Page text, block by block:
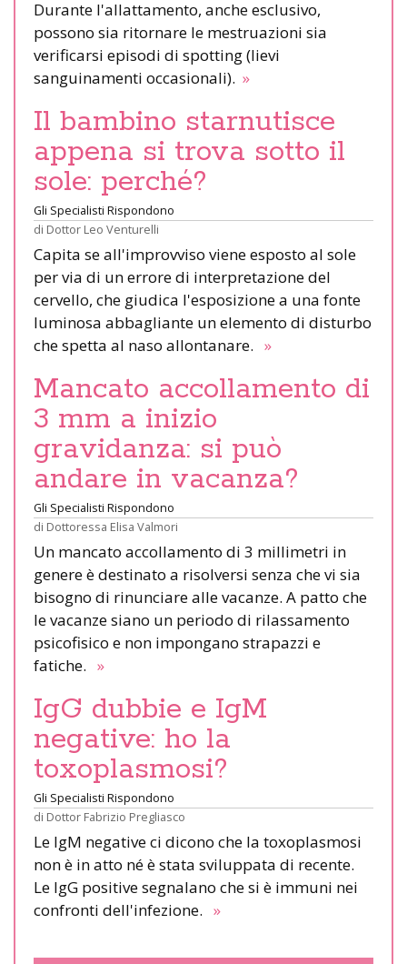
Durante l'allattamento, anche esclusivo,
possono sia ritornare le mestruazioni sia
verificarsi episodi di spotting (lievi
sanguinamenti occasionali). »
Il bambino starnutisce
appena si trova sotto il
sole: perché?
Gli Specialisti Rispondono
di Dottor Leo Venturelli
Capita se all'improvviso viene esposto al sole
per via di un errore di interpretazione del
cervello, che giudica l'esposizione a una fonte
luminosa abbagliante un elemento di disturbo
che spetta al naso allontanare. »
Mancato accollamento di
3 mm a inizio
gravidanza: si può
andare in vacanza?
Gli Specialisti Rispondono
di Dottoressa Elisa Valmori
Un mancato accollamento di 3 millimetri in
genere è destinato a risolversi senza che vi sia
bisogno di rinunciare alle vacanze. A patto che
le vacanze siano un periodo di rilassamento
psicofisico e non impongano strapazzi e
fatiche. »
IgG dubbie e IgM
negative: ho la
toxoplasmosi?
Gli Specialisti Rispondono
di Dottor Fabrizio Pregliasco
Le IgM negative ci dicono che la toxoplasmosi
non è in atto né è stata sviluppata di recente.
Le IgG positive segnalano che si è immuni nei
confronti dell'infezione. »